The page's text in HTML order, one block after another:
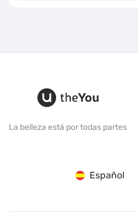
La belleza está por todas partes
Español